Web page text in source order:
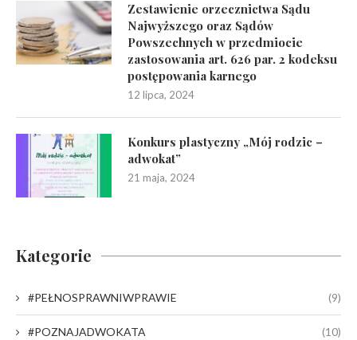
Zestawienie orzecznictwa Sądu
Najwyższego oraz Sądów
Powszechnych w przedmiocie
zastosowania art. 626 par. 2 kodeksu
postępowania karnego
12 lipca, 2024
Konkurs plastyczny „Mój rodzic –
adwokat”
21 maja, 2024
Kategorie
#PEŁNOSPRAWNIWPRAWIE (9)
#POZNAJADWOKATA (10)